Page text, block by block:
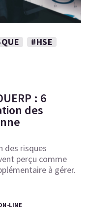
#HSE
: 6
des
des risques
perçu comme
à gérer.
LINE